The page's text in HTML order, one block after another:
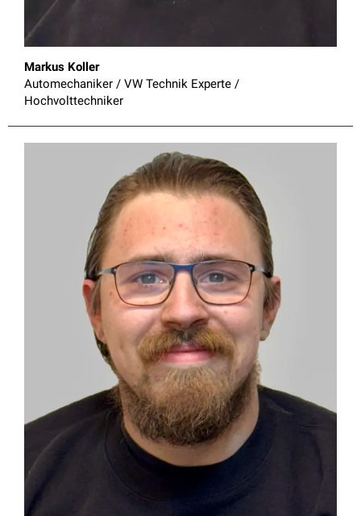
Markus Koller
Automechaniker / VW Technik Experte /
Hochvolttechniker